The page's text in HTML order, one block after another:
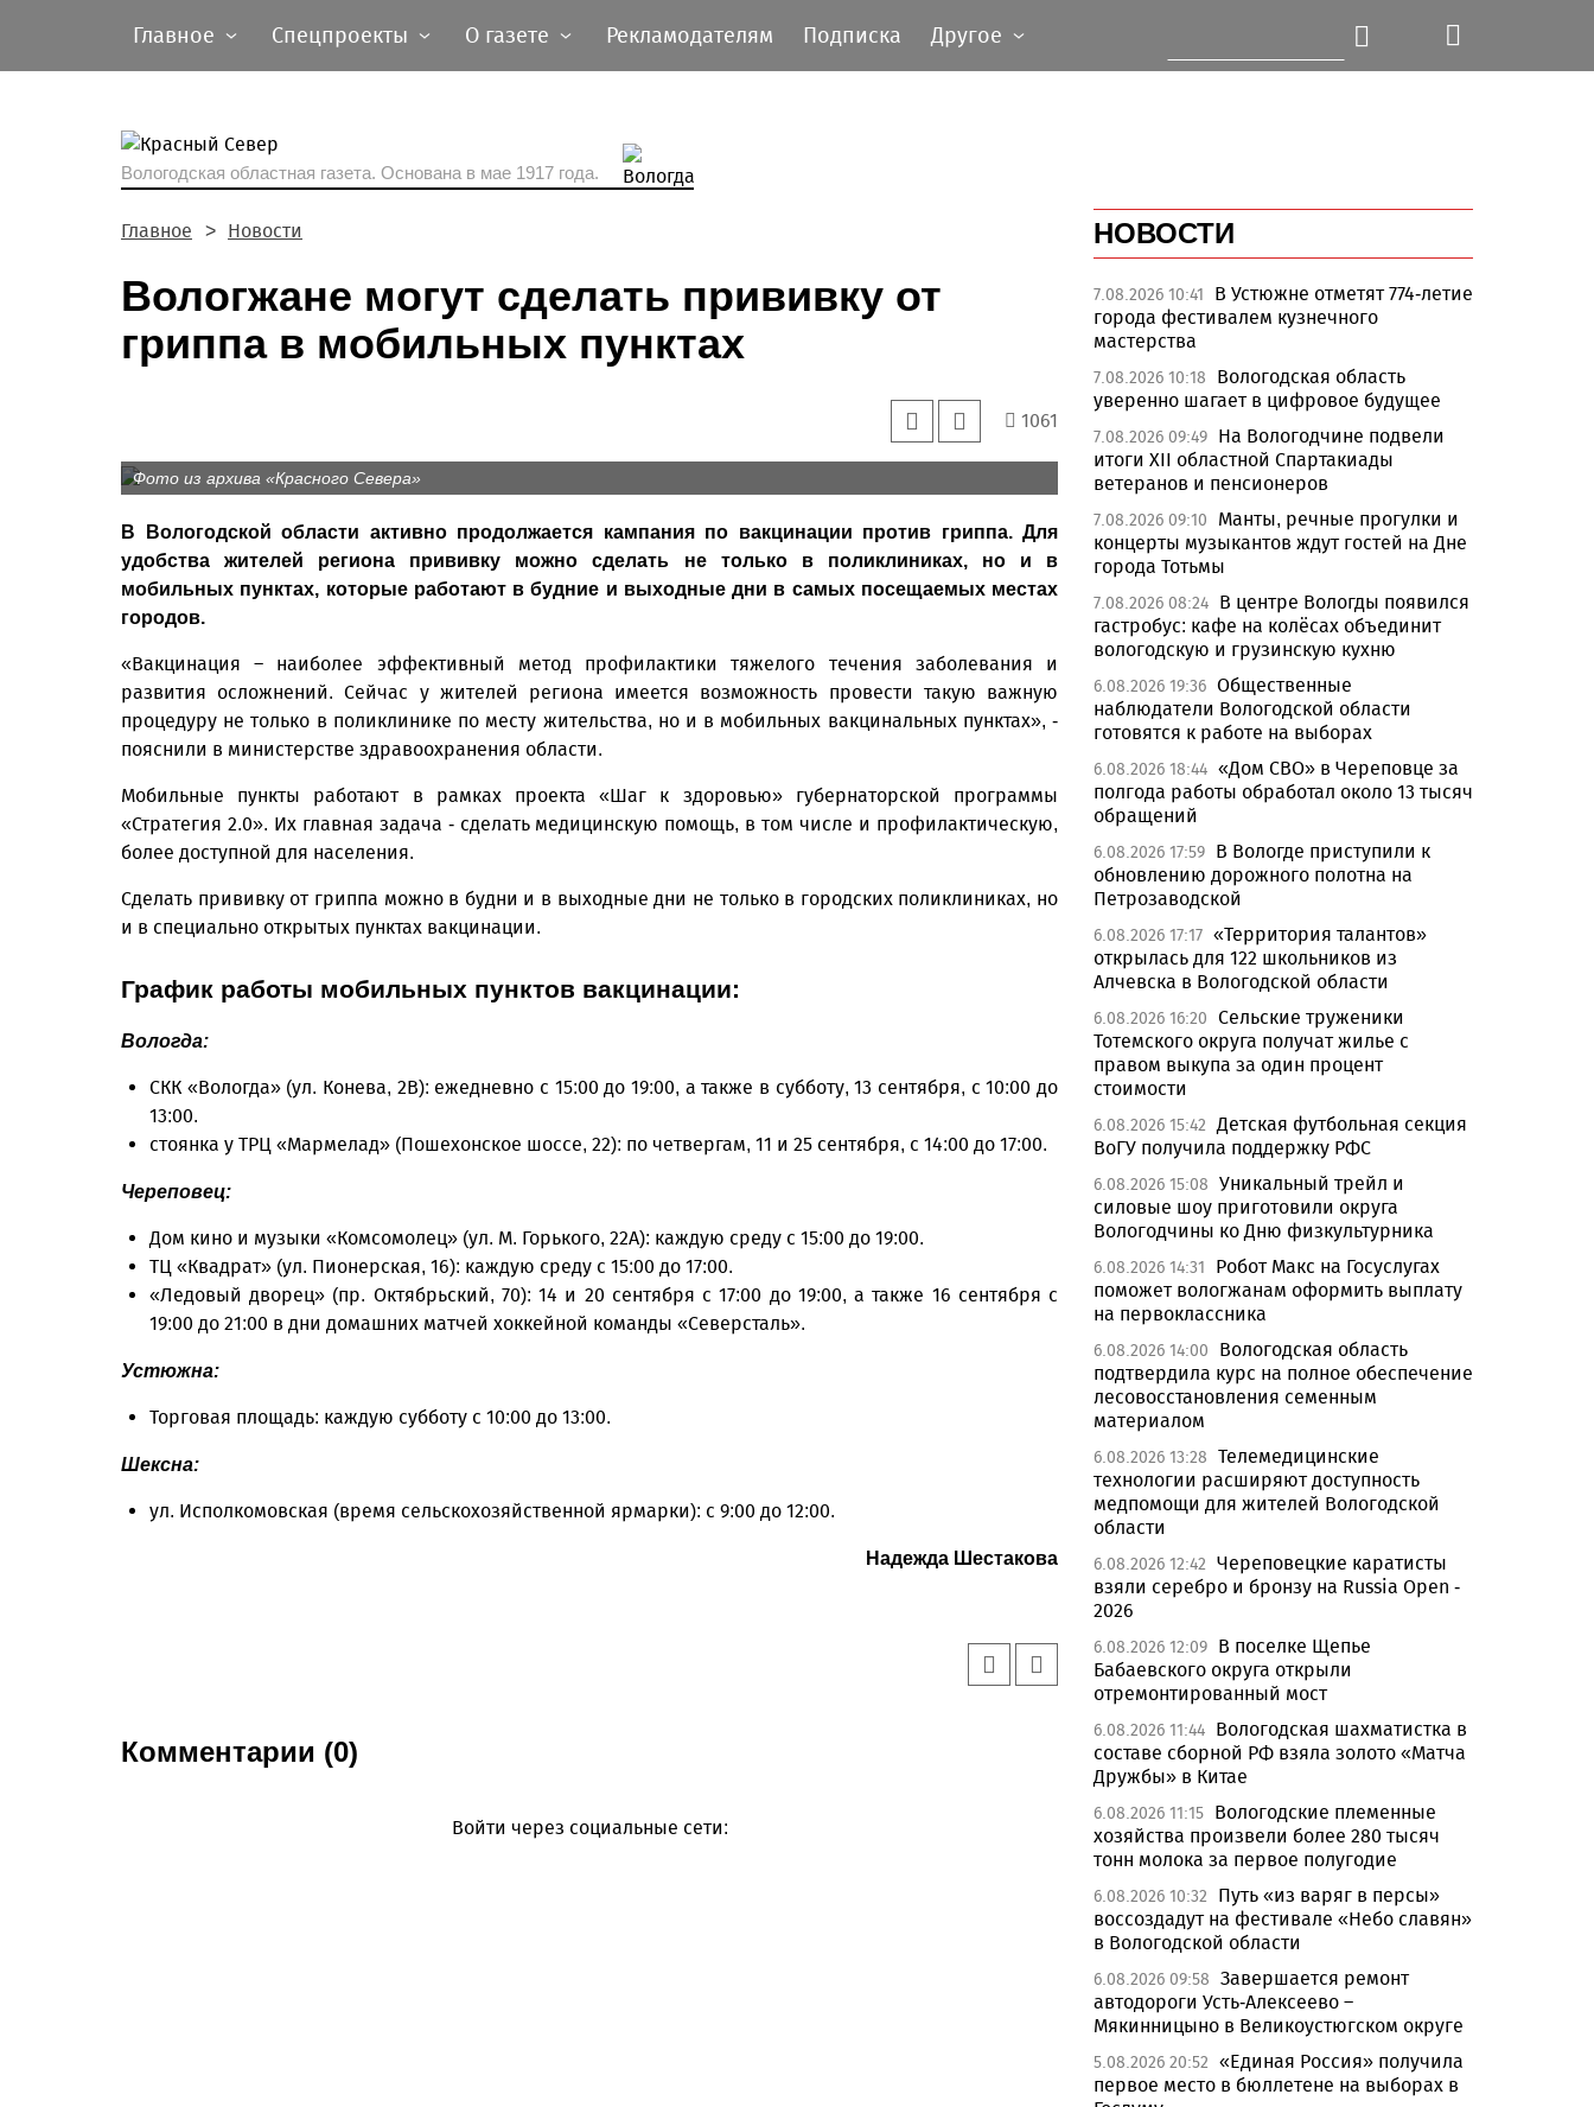
Главное Спецпроекты О газете Рекламодателям Подписка Другое
Вологодская областная газета. Основана в мае 1917 года.
Главное Новости
Вологжане могут сделать прививку от
гриппа в мобильных пунктах
1061
Фото из архива «Красного Севера»
В Вологодской области активно продолжается кампания по вакцинации против гриппа. Для
удобства жителей региона прививку можно сделать не только в поликлиниках, но и в
мобильных пунктах, которые работают в будние и выходные дни в самых посещаемых местах
городов.
«Вакцинация – наиболее эффективный метод профилактики тяжелого течения заболевания и
развития осложнений. Сейчас у жителей региона имеется возможность провести такую важную
процедуру не только в поликлинике по месту жительства, но и в мобильных вакцинальных пунктах», -
пояснили в министерстве здравоохранения области.
Мобильные пункты работают в рамках проекта «Шаг к здоровью» губернаторской программы
«Стратегия 2.0». Их главная задача - сделать медицинскую помощь, в том числе и профилактическую,
более доступной для населения.
Сделать прививку от гриппа можно в будни и в выходные дни не только в городских поликлиниках, но
и в специально открытых пунктах вакцинации.
График работы мобильных пунктов вакцинации:
Вологда:
СКК «Вологда» (ул. Конева, 2В): ежедневно с 15:00 до 19:00, а также в субботу, 13 сентября, с 10:00 до
13:00.
стоянка у ТРЦ «Мармелад» (Пошехонское шоссе, 22): по четвергам, 11 и 25 сентября, с 14:00 до 17:00.
Череповец:
Дом кино и музыки «Комсомолец» (ул. М. Горького, 22А): каждую среду с 15:00 до 19:00.
ТЦ «Квадрат» (ул. Пионерская, 16): каждую среду с 15:00 до 17:00.
«Ледовый дворец» (пр. Октябрьский, 70): 14 и 20 сентября с 17:00 до 19:00, а также 16 сентября с
19:00 до 21:00 в дни домашних матчей хоккейной команды «Северсталь».
Устюжна:
Торговая площадь: каждую субботу с 10:00 до 13:00.
Шексна:
ул. Исполкомовская (время сельскохозяйственной ярмарки): с 9:00 до 12:00.
Надежда Шестакова
Комментарии (0)
Войти через социальные сети:
НОВОСТИ
7.08.2026 10:41
В Устюжне отметят 774-летие
города фестивалем кузнечного
мастерства
7.08.2026 10:18
Вологодская область
уверенно шагает в цифровое будущее
7.08.2026 09:49 На Вологодчине подвели
итоги XII областной Спартакиады
ветеранов и пенсионеров
7.08.2026 09:10
Манты, речные прогулки и
концерты музыкантов ждут гостей на Дне
города Тотьмы
7.08.2026 08:24 В центре Вологды появился
гастробус: кафе на колёсах объединит
вологодскую и грузинскую кухню
6.08.2026 19:36 Общественные
наблюдатели Вологодской области
готовятся к работе на выборах
6.08.2026 18:44 «Дом СВО» в Череповце за
полгода работы обработал около 13 тысяч
обращений
6.08.2026 17:59 В Вологде приступили к
обновлению дорожного полотна на
Петрозаводской
6.08.2026 17:17 «Территория талантов»
открылась для 122 школьников из
Алчевска в Вологодской области
6.08.2026 16:20 Сельские труженики
Тотемского округа получат жилье с
правом выкупа за один процент
стоимости
6.08.2026 15:42 Детская футбольная секция
ВоГУ получила поддержку РФС
6.08.2026 15:08 Уникальный трейл и
силовые шоу приготовили округа
Вологодчины ко Дню физкультурника
6.08.2026 14:31
Робот Макс на Госуслугах
поможет вологжанам оформить выплату
на первоклассника
6.08.2026 14:00
Вологодская область
подтвердила курс на полное обеспечение
лесовосстановления семенным
материалом
6.08.2026 13:28 Телемедицинские
технологии расширяют доступность
медпомощи для жителей Вологодской
области
6.08.2026 12:42 Череповецкие каратисты
взяли серебро и бронзу на Russia Open -
2026
6.08.2026 12:09 В поселке Щепье
Бабаевского округа открыли
отремонтированный мост
6.08.2026 11:44 Вологодская шахматистка в
составе сборной РФ взяла золото «Матча
Дружбы» в Китае
6.08.2026 11:15 Вологодские племенные
хозяйства произвели более 280 тысяч
тонн молока за первое полугодие
6.08.2026 10:32
Путь «из варяг в персы»
воссоздадут на фестивале «Небо славян»
в Вологодской области
6.08.2026 09:58 Завершается ремонт
автодороги Усть-Алексеево –
Мякинницыно в Великоустюгском округе
5.08.2026 20:52 «Единая Россия» получила
первое место в бюллетене на выборах в